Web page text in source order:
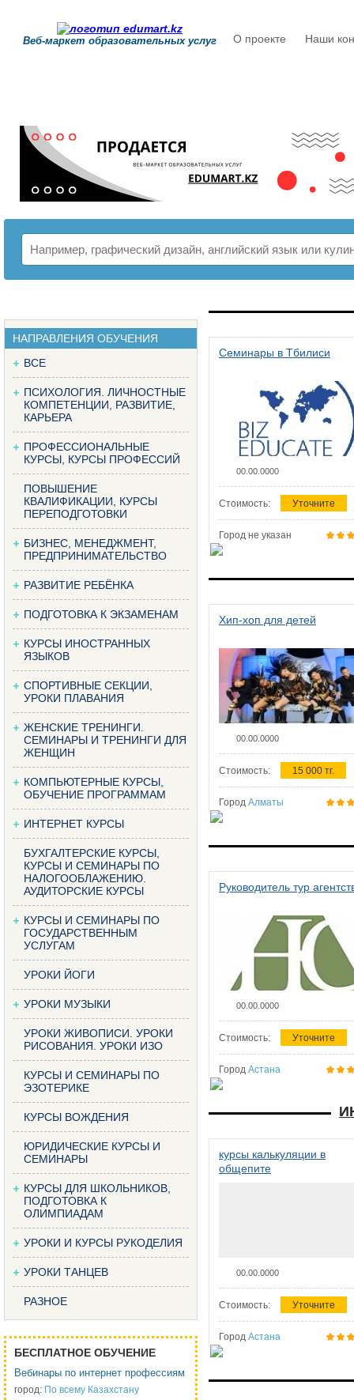
Веб-маркет образовательных услуг О проекте Наши
НАПРАВЛЕНИЯ ОБУЧЕНИЯ
ВСЕ
ПСИХОЛОГИЯ. ЛИЧНОСТНЫЕ
КОМПЕТЕНЦИИ, РАЗВИТИЕ,
КАРЬЕРА
ПРОФЕССИОНАЛЬНЫЕ
КУРСЫ, КУРСЫ ПРОФЕССИЙ
ПОВЫШЕНИЕ
КВАЛИФИКАЦИИ, КУРСЫ
ПЕРЕПОДГОТОВКИ
БИЗНЕС, МЕНЕДЖМЕНТ,
ПРЕДПРИНИМАТЕЛЬСТВО
РАЗВИТИЕ РЕБЁНКА
ПОДГОТОВКА К ЭКЗАМЕНАМ
КУРСЫ ИНОСТРАННЫХ
ЯЗЫКОВ
СПОРТИВНЫЕ СЕКЦИИ,
УРОКИ ПЛАВАНИЯ
ЖЕНСКИЕ ТРЕНИНГИ.
СЕМИНАРЫ И ТРЕНИНГИ ДЛЯ
ЖЕНЩИН
КОМПЬЮТЕРНЫЕ КУРСЫ,
ОБУЧЕНИЕ ПРОГРАММАМ
ИНТЕРНЕТ КУРСЫ
БУХГАЛТЕРСКИЕ КУРСЫ,
КУРСЫ И СЕМИНАРЫ ПО
НАЛОГООБЛАЖЕНИЮ.
АУДИТОРСКИЕ КУРСЫ
КУРСЫ И СЕМИНАРЫ ПО
ГОСУДАРСТВЕННЫМ
УСЛУГАМ
УРОКИ ЙОГИ
УРОКИ МУЗЫКИ
УРОКИ ЖИВОПИСИ. УРОКИ
РИСОВАНИЯ. УРОКИ ИЗО
КУРСЫ И СЕМИНАРЫ ПО
ЭЗОТЕРИКЕ
КУРСЫ ВОЖДЕНИЯ
ЮРИДИЧЕСКИЕ КУРСЫ И
СЕМИНАРЫ
КУРСЫ ДЛЯ ШКОЛЬНИКОВ,
ПОДГОТОВКА К
ОЛИМПИАДАМ
УРОКИ И КУРСЫ РУКОДЕЛИЯ
УРОКИ ТАНЦЕВ
РАЗНОЕ
БЕСПЛАТНОЕ ОБУЧЕНИЕ
Вебинары по интернет профессиям
город: По всему Казахстану
Семинары в Тбилиси
00.00.0000
Стоимость: Уточните
Город не указан
Хип-хоп для детей
00.00.0000
Стоимость: 15 000 тг.
Город Алматы
Руководитель тур
00.00.0000
Стоимость: Уточните
Город Астана
курсы калькуляции в
общепите
00.00.0000
Стоимость: Уточните
Город Астана